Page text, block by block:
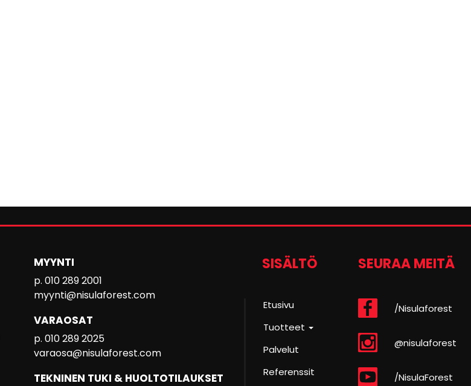
MYYNTI
p. 010 289 2001
myynti@nisulaforest.com
VARAOSAT
p. 010 289 2025
varaosa@nisulaforest.com
TEKNINEN TUKI & HUOLTOTILAUKSET
SISÄLTÖ
Etusivu
Tuotteet
Palvelut
Referenssit
SEURAA MEITÄ
/Nisulaforest
@nisulaforest
/NisulaForest